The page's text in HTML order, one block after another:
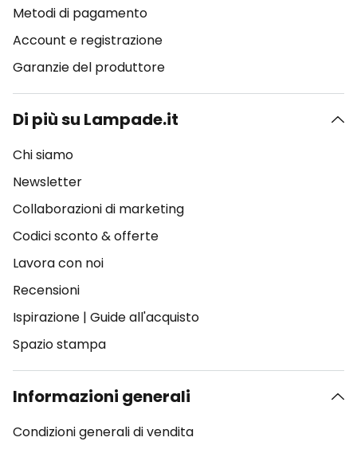
Metodi di pagamento
Account e registrazione
Garanzie del produttore
Di più su Lampade.it
Chi siamo
Newsletter
Collaborazioni di marketing
Codici sconto & offerte
Lavora con noi
Recensioni
Ispirazione | Guide all'acquisto
Spazio stampa
Informazioni generali
Condizioni generali di vendita